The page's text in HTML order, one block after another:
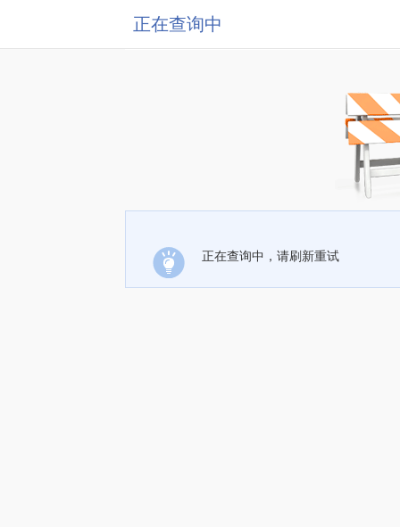
正在查询中
正在查询中，请刷新重试